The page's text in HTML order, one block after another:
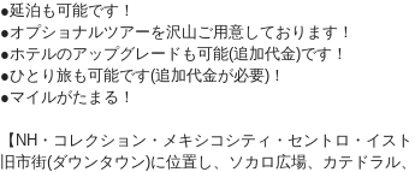
●延泊も可能です！
●オプショナルツアーを沢山ご用意しております！
●ホテルのアップグレードも可能(追加代金)です！
●ひとり旅も可能です(追加代金が必要)！
●マイルがたまる！
【NH・コレクション・メキシコシティ・セントロ・イスト
旧市街(ダウンタウン)に位置し、ソカロ広場、カテドラル